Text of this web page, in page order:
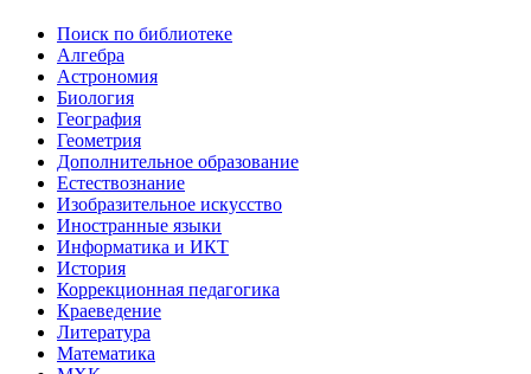
Поиск по библиотеке
Алгебра
Астрономия
Биология
География
Геометрия
Дополнительное образование
Естествознание
Изобразительное искусство
Иностранные языки
Информатика и ИКТ
История
Коррекционная педагогика
Краеведение
Литература
Математика